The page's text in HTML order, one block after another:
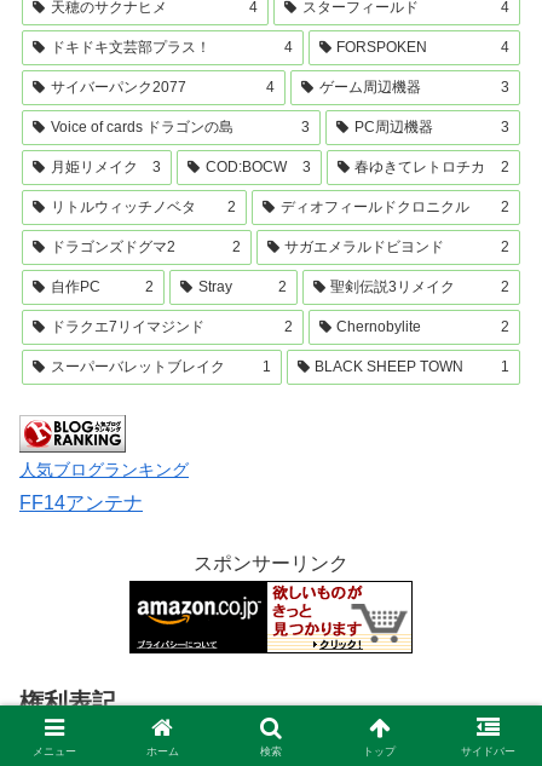
天穂のサクナヒメ 4 スターフィールド 4
ドキドキ文芸部プラス！ 4 FORSPOKEN 4
サイバーパンク2077 4 ゲーム周辺機器 3
Voice of cards ドラゴンの島 3 PC周辺機器 3
月姫リメイク 3 COD:BOCW 3 春ゆきてレトロチカ 2
リトルウィッチノベタ 2 ディオフィールドクロニクル 2
ドラゴンズドグマ2 2 サガエメラルドビヨンド 2
自作PC 2 Stray 2 聖剣伝説3リメイク 2
ドラクエ7リイマジンド 2 Chernobylite 2
スーパーバレットブレイク 1 BLACK SHEEP TOWN 1
人気ブログランキング
FF14アンテナ
スポンサーリンク
権利表記
記載されている会社名・製品名・システム名などは、各社
メニュー ホーム 検索 トップ サイドバー